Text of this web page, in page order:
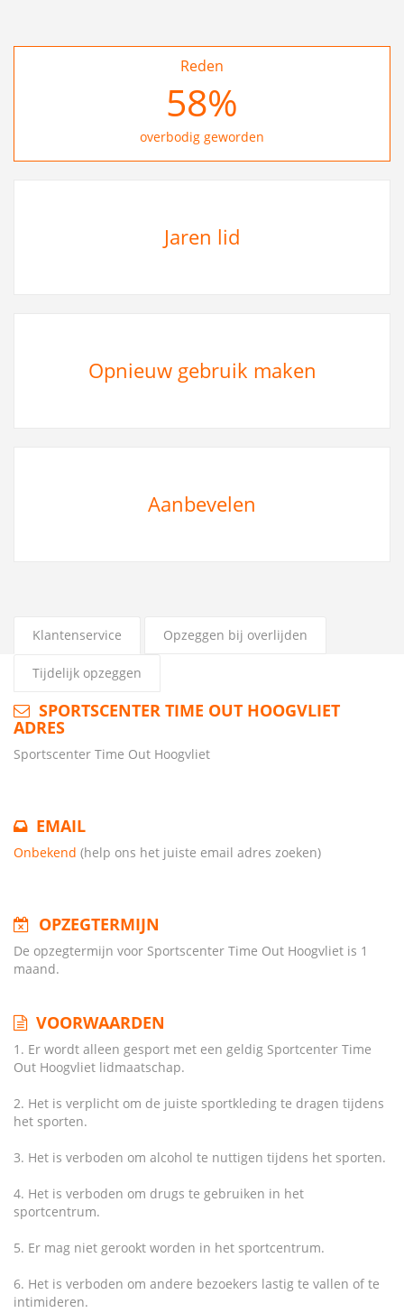
Reden
69%
overbodig geworden
Jaren lid
Opnieuw gebruik maken
Aanbevelen
Klantenservice Opzeggen bij overlijden
Tijdelijk opzeggen
SPORTSCENTER TIME OUT HOOGVLIET
ADRES
Sportscenter Time Out Hoogvliet
EMAIL
Onbekend (help ons het juiste email adres zoeken)
OPZEGTERMIJN
De opzegtermijn voor Sportscenter Time Out Hoogvliet is 1
maand.
VOORWAARDEN
1. Er wordt alleen gesport met een geldig Sportcenter Time
Out Hoogvliet lidmaatschap.
2. Het is verplicht om de juiste sportkleding te dragen tijdens
het sporten.
3. Het is verboden om alcohol te nuttigen tijdens het sporten.
4. Het is verboden om drugs te gebruiken in het
sportcentrum.
5. Er mag niet gerookt worden in het sportcentrum.
6. Het is verboden om andere bezoekers lastig te vallen of te
intimideren.